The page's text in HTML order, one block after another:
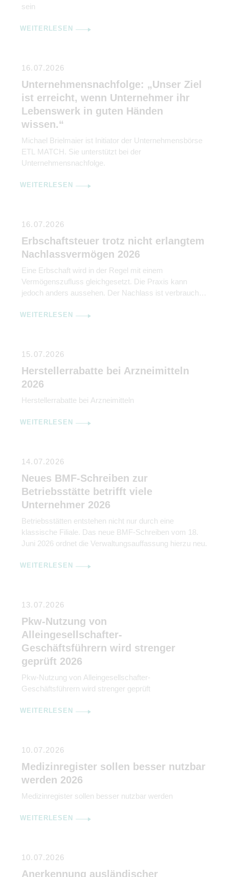
sein
WEITERLESEN
16.07.2026
Unternehmensnachfolge: „Unser Ziel
ist erreicht, wenn Unternehmer ihr
Lebenswerk in guten Händen
wissen.“
Michael Brielmaier ist Initiator der Unternehmensbörse
ETL MATCH. Sie unterstützt bei der
Unternehmensnachfolge.
WEITERLESEN
16.07.2026
Erbschaftsteuer trotz nicht erlangtem
Nachlassvermögen 2026
Eine Erbschaft wird in der Regel mit einem
Vermögenszufluss gleichgesetzt. Die Praxis kann
jedoch anders aussehen. Der Nachlass ist verbraucht,
kaum noch erreichbar und Jahre später kommt
WEITERLESEN
15.07.2026
Herstellerrabatte bei Arzneimitteln
2026
Herstellerrabatte bei Arzneimitteln
WEITERLESEN
14.07.2026
Neues BMF-Schreiben zur
Betriebsstätte betrifft viele
Unternehmer 2026
Betriebsstätten entstehen nicht nur durch eine
klassische Filiale. Das neue BMF-Schreiben vom 18.
Juni 2026 ordnet die Verwaltungsauffassung hierzu neu.
WEITERLESEN
13.07.2026
Pkw-Nutzung von
Alleingesellschafter-
Geschäftsführern wird strenger
geprüft 2026
Pkw-Nutzung von Alleingesellschafter-
Geschäftsführern wird strenger geprüft
WEITERLESEN
10.07.2026
Medizinregister sollen besser nutzbar
werden 2026
Medizinregister sollen besser nutzbar werden
WEITERLESEN
10.07.2026
Anerkennung ausländischer